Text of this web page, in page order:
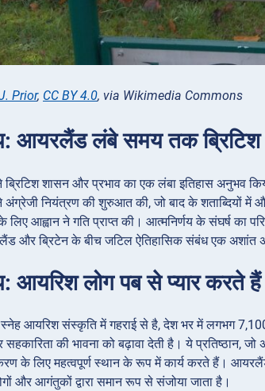
Prior, CC BY 4.0, via Wikimedia Commons
आयरलैंड लंबे समय तक ब्रिटिश
शासन और प्रभाव का एक लंबा इतिहास अनुभव
नियंत्रण की शुरुआत की, जो बाद के शताब्दियों में
लिए आह्वान ने गति प्राप्त की। आत्मनिर्णय के संघर्ष
और ब्रिटेन के बीच जटिल ऐतिहासिक संबंध एक अशांत
आयरिश लोग पब से प्यार करते हैं
आयरिश संस्कृति में गहराई से है, देश भर में लगभग
की भावना को बढ़ावा देती है। ये प्रतिष्ठान,
के लिए महत्वपूर्ण स्थान के रूप में कार्य करते हैं।
और आगंतुकों द्वारा समान रूप से संजोया जाता है।